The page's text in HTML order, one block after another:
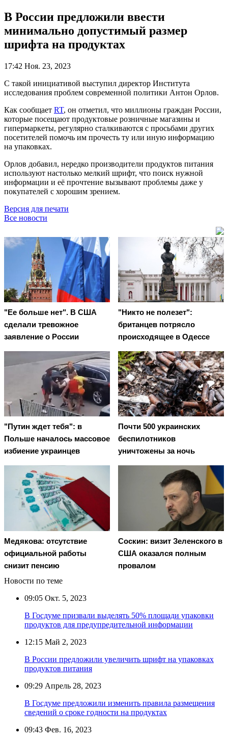
В России предложили ввести
минимально допустимый размер
шрифта на продуктах
17:42 Ноя. 23, 2023
С такой инициативой выступил директор Института
исследования проблем современной политики Антон Орлов.
Как сообщает RT, он отметил, что миллионы граждан России,
которые посещают продуктовые розничные магазины и
гипермаркеты, регулярно сталкиваются с просьбами других
посетителей помочь им прочесть ту или иную информацию
на упаковках.
Орлов добавил, нередко производители продуктов питания
используют настолько мелкий шрифт, что поиск нужной
информации и её прочтение вызывают проблемы даже у
покупателей с хорошим зрением.
Версия для печати
Все новости
"Ее больше нет". В США
сделали тревожное
заявление о России
"Никто не полезет":
британцев потрясло
происходящее в Одессе
"Путин ждет тебя": в
Польше началось массовое
избиение украинцев
Почти 500 украинских
беспилотников
уничтожены за ночь
Медякова: отсутствие
официальной работы
снизит пенсию
Соскин: визит Зеленского в
США оказался полным
провалом
Новости по теме
09:05 Окт. 5, 2023
В Госдуме призвали выделять 50% площади упаковки
продуктов для предупредительной информации
12:15 Май 2, 2023
В России предложили увеличить шрифт на упаковках
продуктов питания
09:29 Апрель 28, 2023
В Госдуме предложили изменить правила размещения
сведений о сроке годности на продуктах
09:43 Фев. 16, 2023